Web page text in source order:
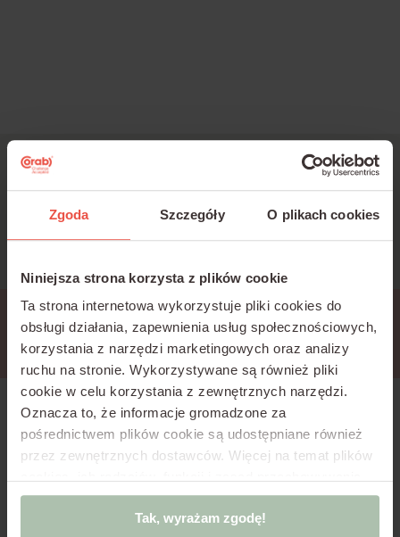
Zgoda Szczegóły O plikach cookies
Niniejsza strona korzysta z plików cookie
Ta strona internetowa wykorzystuje pliki cookies do
obsługi działania, zapewnienia usług społecznościowych,
korzystania z narzędzi marketingowych oraz analizy
ruchu na stronie. Wykorzystywane są również pliki
cookie w celu korzystania z zewnętrznych narzędzi.
Oznacza to, że informacje gromadzone za
pośrednictwem plików cookie są udostępniane również
przez zewnętrznych dostawców. Więcej na temat plików
infrastruktury w Polityce Cookies oraz Polityce
Jeśli korzystasz z oprogramowania innego
Tak, wyrażam zgodę!
Jesteś zainteresowany
szkoleniami?
Napisz:
k.bartold@corab.com.pl
Przerwa techniczna